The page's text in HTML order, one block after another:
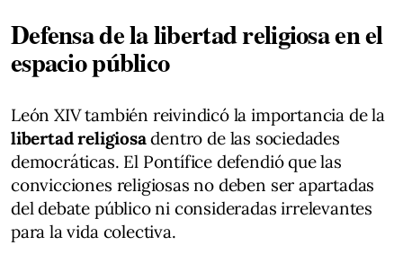
Defensa de la libertad religiosa en el
espacio público
León XIV también reivindicó la importancia de la
libertad religiosadentro de las sociedades
democráticas. El Pontífice defendió que las
convicciones religiosas no deben ser apartadas
del debate público ni consideradas irrelevantes
para la vida colectiva.